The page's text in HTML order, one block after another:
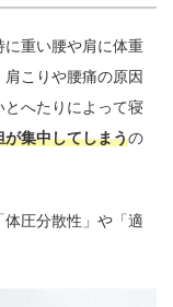
重い腰や肩に体重
こりや腰痛の原因
とへたりによって寝
が集中してしまうの
圧分散性」や「適